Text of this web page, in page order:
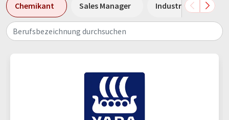
Chemikant Sales Manager
Berufsbezeichnung durchsuchen